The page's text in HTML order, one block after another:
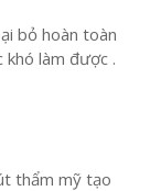
bỏ hoàn toàn
khó làm được .
thẩm mỹ tạo